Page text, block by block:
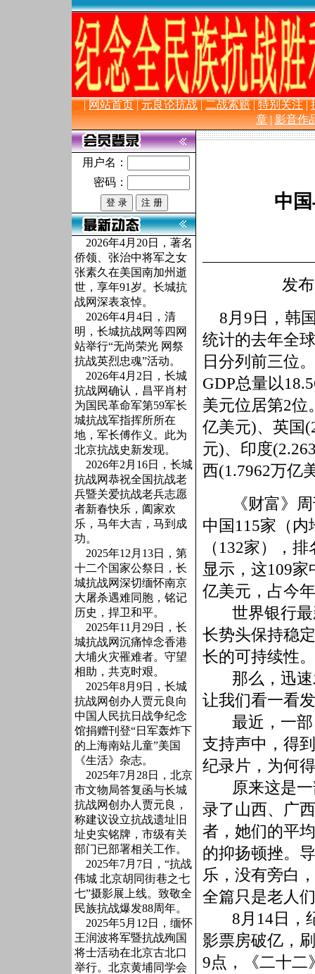
长 城 抗
|网站首页|元良论抗战|二战索赔|特别关注|
章|影音作
用户名：
密码：
2026年4月20日，著名
侨领、张治中将军之女
张素久在美国南加州逝
世，享年91岁。长城抗
战网深表哀悼。
2026年4月4日，清
明，长城抗战网等四网
站举行“无尚荣光 网祭
抗战英烈忠魂”活动。
2026年4月2日，长城
抗战网确认，昌平肖村
为国民革命军第59军长
城抗战军指挥所所在
地，军长傅作义。此为
北京抗战史新发现。
2026年2月16日，长城
抗战网恭祝全国抗战老
兵暨关爱抗战老兵志愿
者新春快乐，阖家欢
乐，马年大吉，马到成
功。
2025年12月13日，第
十二个国家公祭日，长
城抗战网深切缅怀南京
大屠杀遇难同胞，铭记
历史，捍卫和平。
2025年11月29日，长
城抗战网沉痛悼念香港
大埔火灾罹难者。守望
相助，共克时艰。
2025年8月9日，长城
抗战网创办人贾元良向
中国人民抗日战争纪念
馆捐赠刊登“日军轰炸下
的上海南站儿童”美国
《生活》杂志。
2025年7月28日，北京
市文物局答复函与长城
抗战网创办人贾元良，
称建议设立抗战遗址旧
址史实铭牌，市级有关
部门已部署相关工作。
2025年7月7日，“抗战
伟城 北京胡同街巷之七
七”摄影展上线。致敬全
民族抗战爆发88周年。
2025年5月12日，缅怀
王润波将军暨抗战殉国
将士活动在北京古北口
举行。北京黄埔同学会
中
发
8月9日 ， 韩
统计的去年全
日分列前三位
GDP总量以
美元位居第2位
亿美元)、英国
元)、印度
西(1.7962万亿
《财富》
中国 115家（内
（132家），排
显示，这109家
亿美元，占今
世界银行
长势头保持稳
长的可持续性。
那么，迅
让我们看一看
最近，一
支持声中，得
纪录片，为何
原来这是
录了山西、广
者，她们的平
的抑扬顿挫。
乐，没有旁白
全篇只是老人
8月 14日
影票房破亿，
9点，《二十二